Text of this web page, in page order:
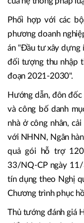
tục nghiên cứu,
(sửa đổi), Luật Nhà
sản (sửa đổi), đảm
của hệ thống pháp
phương doanh
án "Đầu tư xây dựng
đối tượng thu nhập
đoạn 2021-2030".
Hướng dẫn, đôn đốc
và công bố danh
nhà ở công nhân,
quả gói hỗ trợ